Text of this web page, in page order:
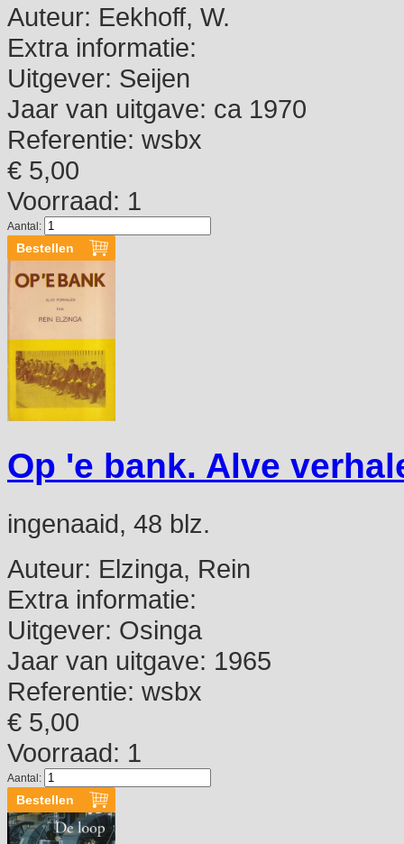
Auteur: Eekhoff, W.
Extra informatie:
Uitgever: Seijen
Jaar van uitgave: ca 1970
Referentie: wsbx
€ 5,00
Voorraad: 1
Aantal:
Op 'e bank. Alve
ingenaaid, 48 blz.
Auteur: Elzinga, Rein
Extra informatie:
Uitgever: Osinga
Jaar van uitgave: 1965
Referentie: wsbx
€ 5,00
Voorraad: 1
Aantal: